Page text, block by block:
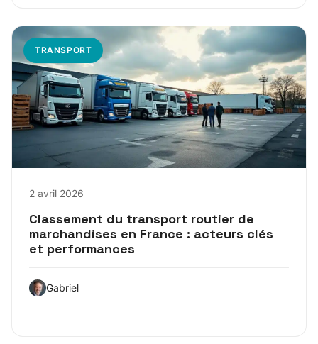
TRANSPORT
2 avril 2026
Classement du transport routier de
marchandises en France : acteurs clés
et performances
Gabriel